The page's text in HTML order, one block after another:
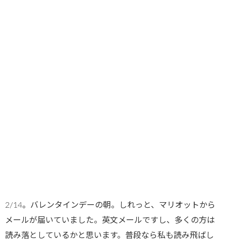
2/14。バレンタインデーの朝。しれっと、マリオットから
メールが届いていました。英文メールですし、多くの方は
読み落としているかと思います。普段なら私も読み飛ばし